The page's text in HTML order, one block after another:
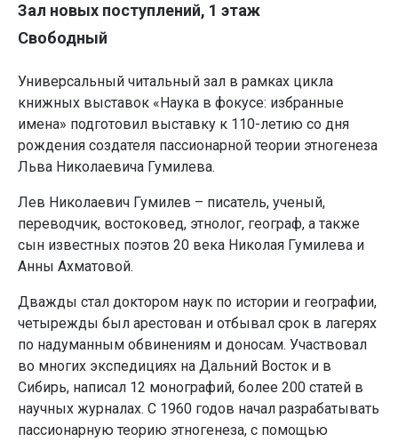
Зал новых поступлений, 1 этаж
Свободный
Универсальный читальный зал в рамках цикла
книжных выставок «Наука в фокусе: избранные
имена» подготовил выставку к 110-летию со дня
рождения создателя пассионарной теории этногенеза
Льва Николаевича Гумилева.
Лев Николаевич Гумилев – писатель, ученый,
переводчик, востоковед, этнолог, географ, а также
сын известных поэтов 20 века Николая Гумилева и
Анны Ахматовой.
Дважды стал доктором наук по истории и географии,
четырежды был арестован и отбывал срок в лагерях
по надуманным обвинениям и доносам. Участвовал
во многих экспедициях на Дальний Восток и в
Сибирь, написал 12 монографий, более 200 статей в
научных журналах. С 1960 годов начал разрабатывать
пассионарную теорию этногенеза, с помощью